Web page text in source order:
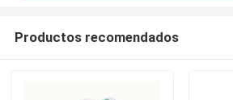
Productos recomendados